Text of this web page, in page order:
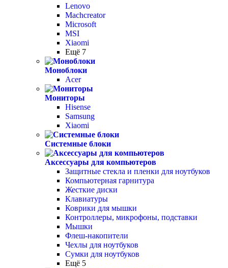
Lenovo
Machcreator
Microsoft
MSI
Xiaomi
Ещё 7
Моноблоки
Acer
Мониторы
Hisense
Samsung
Xiaomi
Системные блоки
Аксессуары для компьютеров
Защитные стекла и пленки для ноутбуков
Компьютерная гарнитура
Жесткие диски
Клавиатуры
Коврики для мышки
Контроллеры, микрофоны, подставки
Мышки
Флеш-накопители
Чехлы для ноутбуков
Сумки для ноутбуков
Ещё 5